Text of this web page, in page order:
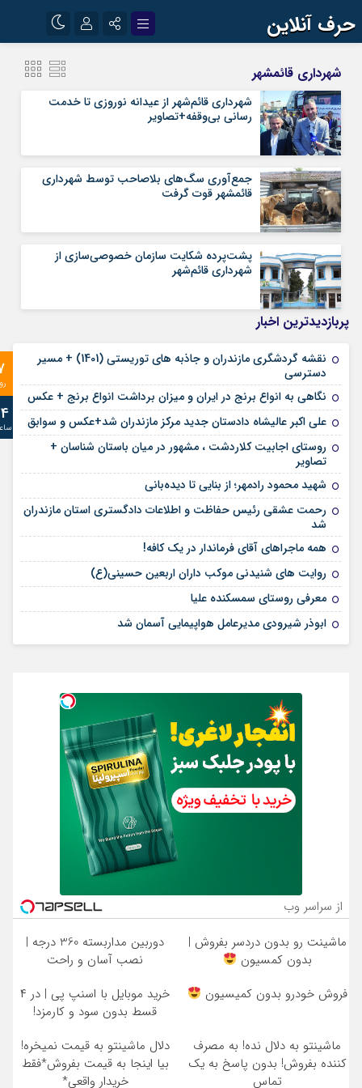
حرف آنلاین
آپارات
رمز عبور
مرا به خاطر بسپار
شهرداری قائمشهر
شهرداری قائم‌شهر از عیدانه نوروزی تا خدمت
رسانی بی‌وقفه+تصاویر
جمع‌آوری سگ‌های بلاصاحب توسط شهرداری
قائمشهر قوت گرفت
پشت‌پرده شکایت سازمان خصوصی‌سازی از
شهرداری قائم‌شهر
پربازدیدترین اخبار
نقشه گردشگری مازندران و جاذبه های توریستی (1401) + مسیر
دسترسی
نگاهی به انواع برنج در ایران و میزان برداشت انواع برنج + عکس
علی‌ اکبر عالیشاه دادستان جدید مرکز مازندران شد+عکس و سوابق
روستای اجابیت کلاردشت ، مشهور در میان باستان شناسان +
تصاویر
شهید محمود رادمهر؛ از بنایی تا دیده‌بانی
رحمت عشقی رئیس حفاظت و اطلاعات دادگستری استان مازندران
شد
همه ماجراهای آقای فرماندار در یک کافه!
روایت های شنیدنی موکب داران اربعین حسینی(ع)
معرفی روستای سمسکنده علیا
ابوذر شیرودی مدیرعامل هواپیمایی آسمان شد
از سراسر وب
ماشینت رو بدون دردسر بفروش |
بدون کمسیون
دوربین مداربسته 360 درجه |
نصب آسان و راحت
فروش خودرو بدون کمیسیون
خرید موبایل با اسنپ پی | در ۴
قسط بدون سود و کارمزد!
ماشینتو به دلال نده! به مصرف
کننده بفروش! بدون پاسخ به یک
تماس
دلال ماشینتو به قیمت نمیخره!
بیا اینجا به قیمت بفروش*فقط
خریدار واقعی*